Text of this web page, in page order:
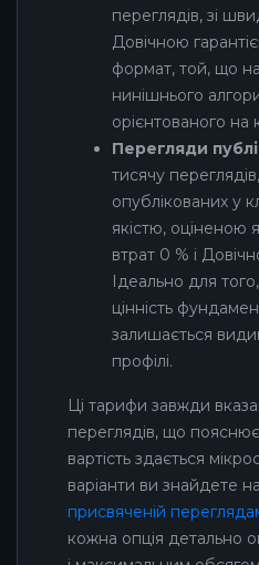
переглядів, зі
Довічною
формат, той, що
нинішнього
орієнтованого на
Перегляди
тисячу
опублікованих у
якістю, оціненою
втрат 0 % і
Ідеально для
цінність
залишається
профілі.
Ці тарифи завжди
переглядів, що
вартість здається
варіанти ви знайдете на
присвяченій
кожна опція детально